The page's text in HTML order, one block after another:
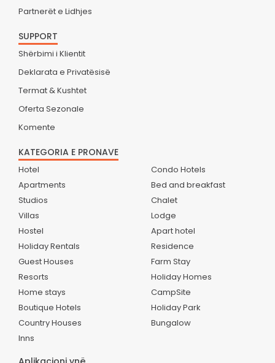
Partnerët e Lidhjes
SUPPORT
Shërbimi i Klientit
Deklarata e Privatësisë
Termat & Kushtet
Oferta Sezonale
Komente
KATEGORIA E PRONAVE
Hotel
Apartments
Studios
Villas
Hostel
Holiday Rentals
Guest Houses
Resorts
Home stays
Boutique Hotels
Country Houses
Inns
Condo Hotels
Bed and breakfast
Chalet
Lodge
Apart hotel
Residence
Farm Stay
Holiday Homes
CampSite
Holiday Park
Bungalow